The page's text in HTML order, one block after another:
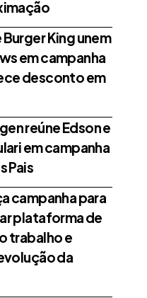
King unem
em campanha
desconto em
reúne Edson e
em campanha
Pais
campanha para
plataforma de
trabalho e
da